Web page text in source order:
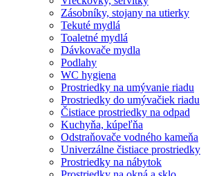
Zásobníky, stojany na utierky
Tekuté mydlá
Toaletné mydlá
Dávkovače mydla
Podlahy
WC hygiena
Prostriedky na umývanie riadu
Prostriedky do umývačiek riadu
Čistiace prostriedky na odpad
Kuchyňa, kúpeľňa
Odstraňovače vodného kameňa
Univerzálne čistiace prostriedky
Prostriedky na nábytok